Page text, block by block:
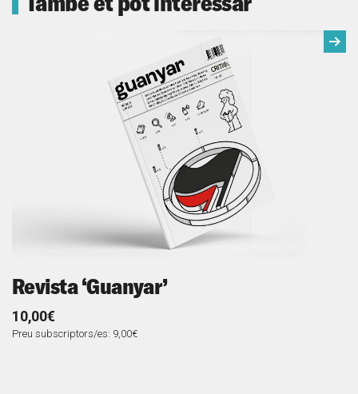
Revista ‘Guanyar’
10,00€
Preu subscriptors/es: 9,00€